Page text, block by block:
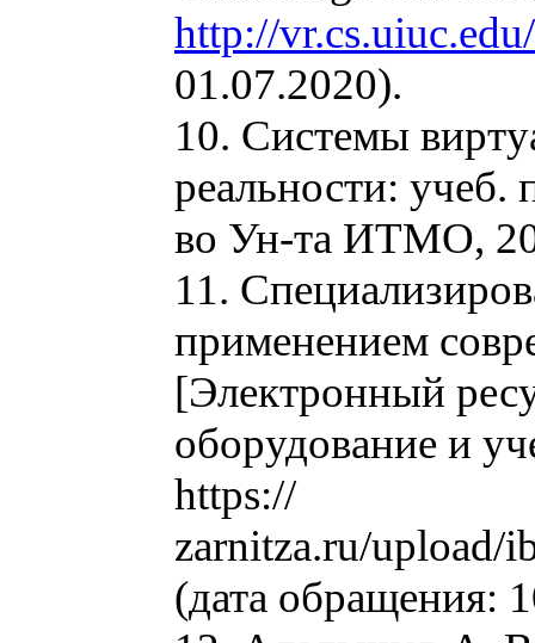
http://
01.07.2020).
10. Системы
реальности:
во Ун-та ИТМО,
11.
применением
[Электронный
оборудование и
https://
zarnitza.ru/upload/
(дата обращения: